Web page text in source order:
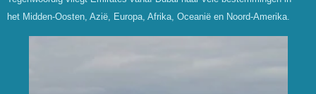
het Midden-Oosten, Azië, Europa, Afrika, Oceanië en Noord-Amerika.